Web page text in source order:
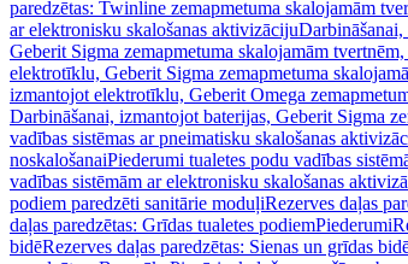
paredzētas: Twinline zemapmetuma skalojamām
ar elektronisku skalošanas aktivizāciju
Geberit Sigma zemapmetuma skalojamām
elektrotīklu, Geberit Sigma zemapmetuma
izmantojot elektrotīklu, Geberit Omega
Darbināšanai, izmantojot baterijas, Geberit Sigma
vadības sistēmas ar pneimatisku skalošanas
noskalošanaiPiederumi tualetes podu vadības
vadības sistēmām ar elektronisku skalošanas
podiem paredzēti sanitārie moduļiRezerves daļas
daļas paredzētas: Grīdas tualetes podiemPiederumi
bidēRezerves daļas paredzētas: Sienas un grīdas